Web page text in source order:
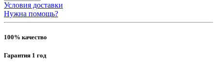
Условия доставки
Нужна помощь?
100% качество
Гарантия 1 год